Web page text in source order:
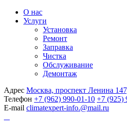
О нас
Услуги
Установка
Ремонт
Заправка
Чистка
Обслуживание
Демонтаж
Адрес Москва, проспект Ленина
Телефон +7 (962) 990-01-10 +7 (925)
E-mail climatexpert-info.@mail.ru